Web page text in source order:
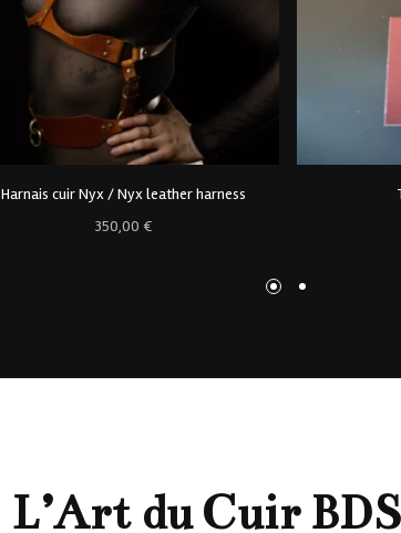
Harnais cuir Nyx / Nyx leather harness
350,00 €
L’Art du Cuir